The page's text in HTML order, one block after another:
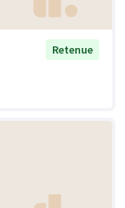
Retenue